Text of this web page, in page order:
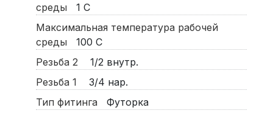
среды
1 С
Максимальная температура рабочей
среды
100 С
Резьба 2
1/2 внутр.
Резьба 1
3/4 нар.
Тип фитинга
Футорка